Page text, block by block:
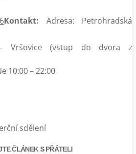
Kontakt: Adresa: Petrohradská
Vršovice (vstup do dvora z
10:00 – 22:00
sdělení
ČLÁNEK S PŘÁTELI